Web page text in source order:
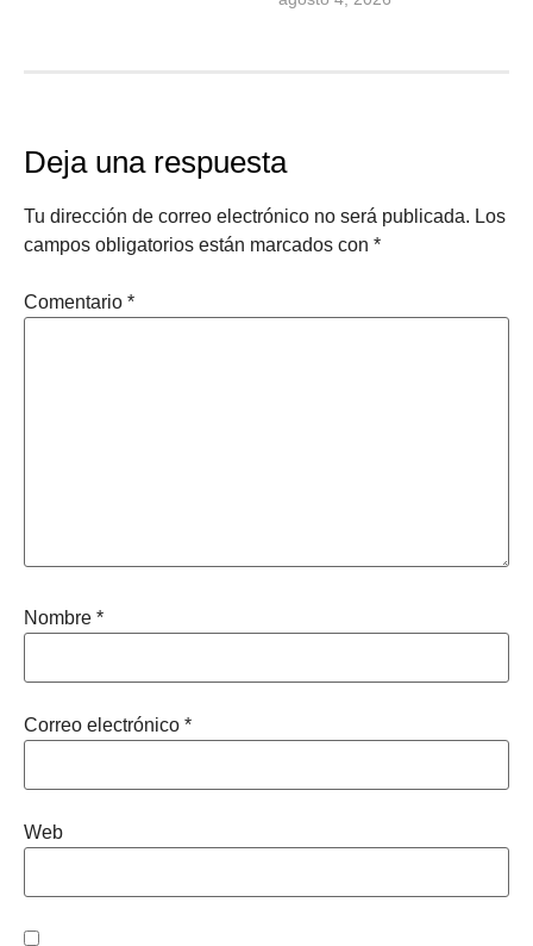
Deja una respuesta
Tu dirección de correo electrónico no será publicada. Los
campos obligatorios están marcados con *
Comentario *
Nombre *
Correo electrónico *
Web